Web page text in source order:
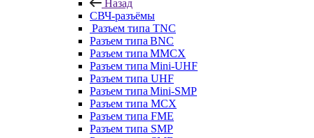
Назад
СВЧ-разъёмы
Разъем типа TNC
Разъем типа BNC
Разъем типа MMCX
Разъем типа Mini-UHF
Разъем типа UHF
Разъем типа Mini-SMP
Разъем типа MCX
Разъем типа FME
Разъем типа SMP